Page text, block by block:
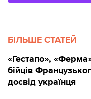
БІЛЬШЕ СТАТЕЙ
«Гестапо»,
бійців
досвід українця